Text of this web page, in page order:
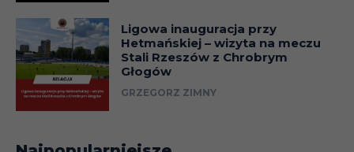
Ligowa inauguracja przy
Hetmańskiej – wizyta na meczu
Stali Rzeszów z Chrobrym
Głogów
GRZEGORZ ZIMNY